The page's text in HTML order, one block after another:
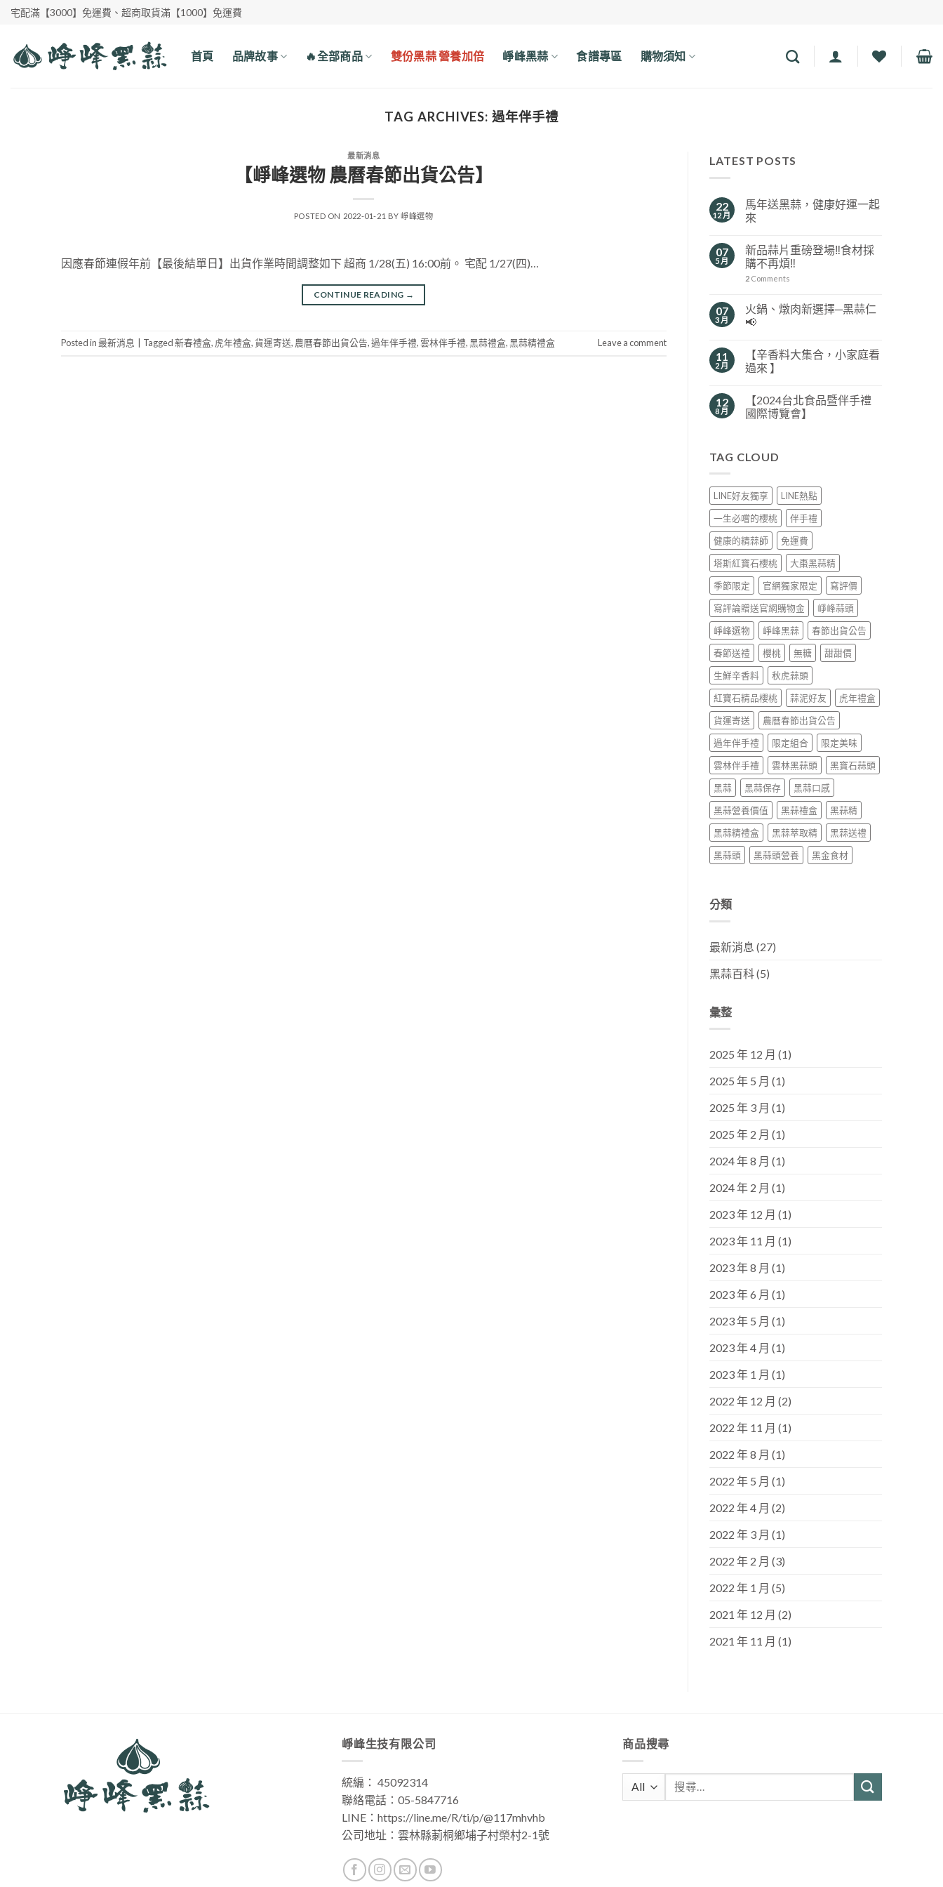
Skip
content
宅配滿【3000】免運費、超商取貨滿【1000】免運費
首頁 品牌故事 🔥全部商品 雙份黑蒜 營養加倍 崢峰黑蒜 食譜專區 購物須知
TAG ARCHIVES:過年伴手禮
最新消息
【崢峰選物 農曆春節出貨公告】
POSTED ON 2022-01-21 BY崢峰選物
因應春節連假年前【最後結單日】出貨作業時間調整如下 超商 1/28(五) 16:00前。 宅配 1/27(四)…
CONTINUE READING →
Posted in最新消息 Tagged新春禮盒, 虎年禮盒, 貨運寄送, 農曆春節出貨公告,過年伴手禮,雲林伴手禮,黑蒜禮盒,黑蒜精禮盒 Leave a comment
LATEST POSTS
22
12 月
馬年送黑蒜，健康好運一起
來
07
5 月
新品蒜片重磅登場‼️食材採
購不再煩‼️
2Comments
07
3 月
火鍋、燉肉新選擇─黑蒜仁
📢
11
2 月
【辛香料大集合，小家庭看
過來 】
12
8 月
【2024台北食品暨伴手禮
國際博覽會】
TAG CLOUD
LINE好友獨享
LINE熱點
一生必嚐的櫻桃
伴手禮
健康的精蒜師
免運費
塔斯紅寶石櫻桃
大棗黑蒜精
季節限定
官網獨家限定
寫評價
寫評論贈送官網購物金
崢峰蒜頭
崢峰選物
崢峰黑蒜
春節出貨公告
春節送禮
櫻桃 無糖
甜甜價
生鮮辛香料
秋虎蒜頭
紅寶石精品櫻桃
蒜泥好友
虎年禮盒
貨運寄送
農曆春節出貨公告
過年伴手禮
限定組合
限定美味
雲林伴手禮
雲林黑蒜頭
黑寶石蒜頭
黑蒜
黑蒜保存
黑蒜口感
黑蒜營養價值
黑蒜禮盒
黑蒜精
黑蒜精禮盒
黑蒜萃取精
黑蒜送禮
黑蒜頭
黑蒜頭營養 黑金食材
分類
最新消息 (27)
黑蒜百科(5)
彙整
2025 年 12 月 (1)
2025 年 5 月 (1)
2025 年 3 月 (1)
2025 年 2 月 (1)
2024 年 8 月 (1)
2024 年 2 月 (1)
2023 年 12 月 (1)
2023 年 11 月 (1)
2023 年 8 月 (1)
2023 年 6 月 (1)
2023 年 5 月 (1)
2023 年 4 月 (1)
2023 年 1 月 (1)
2022 年 12 月 (2)
2022 年 11 月 (1)
2022 年 8 月 (1)
2022 年 5 月 (1)
2022 年 4 月 (2)
2022 年 3 月 (1)
2022 年 2 月 (3)
2022 年 1 月 (5)
2021 年 12 月 (2)
2021 年 11 月 (1)
崢峰生技有限公司
統編： 45092314
聯絡電話： 05-5847716
LINE： https://line.me/R/ti/p/@117mhvhb
公司地址： 雲林縣莿桐鄉埔子村榮村2-1號
商品搜尋
搜
尋